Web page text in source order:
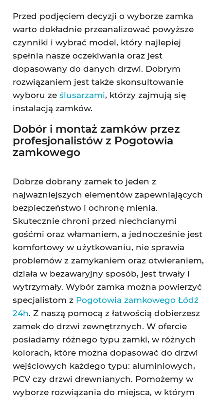
Przed podjęciem decyzji o wyborze zamka
warto dokładnie przeanalizować powyższe
czynniki i wybrać model, który najlepiej
spełnia nasze oczekiwania oraz jest
dopasowany do danych drzwi. Dobrym
rozwiązaniem jest także skonsultowanie
wyboru ze ślusarzami, którzy zajmują się
instalacją zamków.
Dobór i montaż zamków przez
profesjonalistów z Pogotowia
zamkowego
Dobrze dobrany zamek to jeden z
najważniejszych elementów zapewniających
bezpieczeństwo i ochronę mienia.
Skutecznie chroni przed niechcianymi
gośćmi oraz włamaniem, a jednocześnie jest
komfortowy w użytkowaniu, nie sprawia
problemów z zamykaniem oraz otwieraniem,
działa w bezawaryjny sposób, jest trwały i
wytrzymały. Wybór zamka można powierzyć
specjalistom z Pogotowia zamkowego Łódź
24h. Z naszą pomocą z łatwością dobierzesz
zamek do drzwi zewnętrznych. W ofercie
posiadamy różnego typu zamki, w różnych
kolorach, które można dopasować do drzwi
wejściowych każdego typu: aluminiowych,
PCV czy drzwi drewnianych. Pomożemy w
wyborze rozwiązania do miejsca, w którym